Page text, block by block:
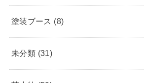
塗装ブース (8)
未分類 (31)